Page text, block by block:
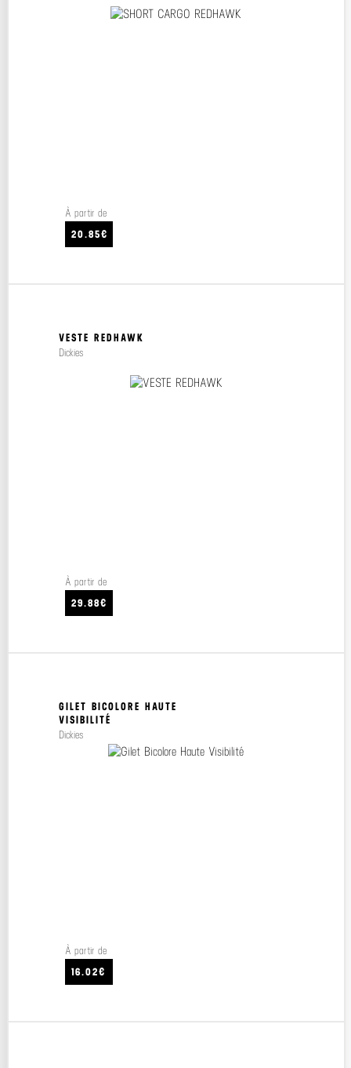
À partir de
20.85€
VESTE REDHAWK
Dickies
À partir de
29.88€
GILET BICOLORE HAUTE
VISIBILITÉ
Dickies
À partir de
16.02€